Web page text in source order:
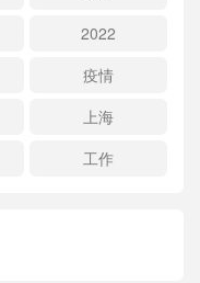
2022
疫情
上海
工作